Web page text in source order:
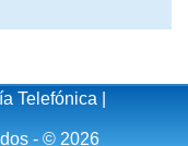
Telefónica
- © 2026